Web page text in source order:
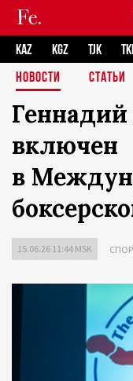
KAZ KGZ TJK
НОВОСТИ
СТАТЬИ
включен
в
15.06.26 11:44 MSK